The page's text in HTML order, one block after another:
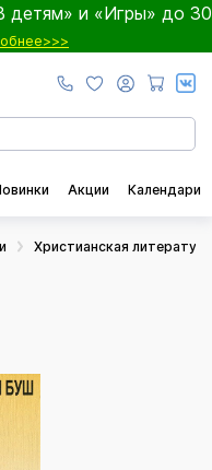
детям» и «Игры» до 30
Акции Календари
Христианская литература